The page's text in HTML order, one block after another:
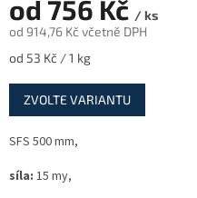
od 756 Kč / ks
od 914,76 Kč včetně DPH
Měrná
od 53 Kč / 1 kg
ZVOLTE VARIANTU
SFS 500 mm,
síla: 15 my,